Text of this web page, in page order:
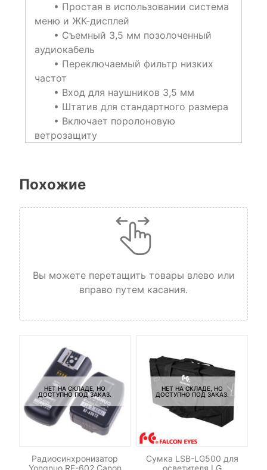
• Простая в использовании система
меню и ЖК-дисплей
• Съемный 3,5 мм позолоченный
аудиокабель
• Переключаемый фильтр низких
частот
• Вход для наушников 3,5 мм
• Штатив для стандартного размера
• Включает поролоновую
ветрозащиту
Похожие
Вы можете перетащить товары влево или
вправо путем касания.
НЕТ НА СКЛАДЕ, НО
ДОСТУПНО ПОД ЗАКАЗ.
Радиосинхронизатор
Yongnuo RF-602 Canon
НЕТ НА СКЛАДЕ, НО
ДОСТУПНО ПОД ЗАКАЗ.
Сумка LSB-LG500 для
осветителя LG